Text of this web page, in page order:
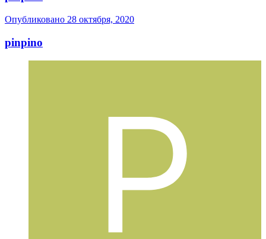
Опубликовано 28 октября, 2020
pinpino